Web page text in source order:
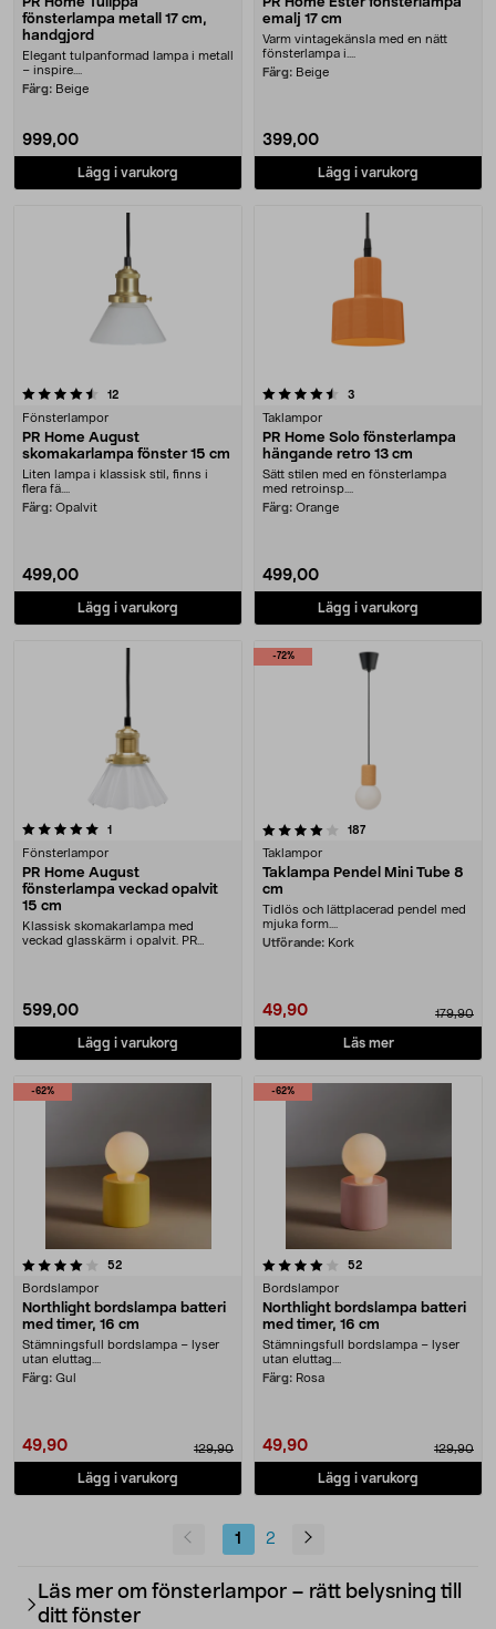
fönsterlampa metall 17 cm,
handgjord
Elegant tulpanformad lampa i metall
– inspire....
Färg: Beige
999,00
Lägg i varukorg
emalj 17 cm
Varm vintagekänsla med en nätt
fönsterlampa i....
Färg: Beige
399,00
Lägg i varukorg
12recensioner
Fönsterlampor
PR Home August
skomakarlampa fönster 15 cm
Liten lampa i klassisk stil, finns i
flera fä....
Färg: Opalvit
499,00
Lägg i varukorg
4.5 av 5 stjärnor 3
Taklampor
PR Home Solo fönsterlampa
hängande retro 13 cm
Sätt stilen med en fönsterlampa
med retroinsp....
Färg: Orange
499,00
Lägg i varukorg
1
Fönsterlampor
PR Home August
fönsterlampa veckad opalvit
15 cm
Klassisk skomakarlampa med
veckad glasskärm i opalvit. PR
599,00
Lägg i varukorg
-72%
4.0 av 5 stjärnor 187recensioner
Taklampor
Taklampa Pendel Mini Tube 8
cm
Tidlös och lättplacerad pendel med
mjuka form....
Utförande: Kork
49,90 179,90
Läs mer
-62%
52recensioner
Bordslampor
Northlight bordslampa batteri
med timer, 16 cm
Stämningsfull bordslampa – lyser
utan eluttag....
Färg: Gul
49,90 129,90
Lägg i varukorg
-62%
4.0 av 5 stjärnor 52recensioner
Bordslampor
Northlight bordslampa batteri
med timer, 16 cm
Stämningsfull bordslampa – lyser
utan eluttag....
Färg: Rosa
49,90 129,90
Lägg i varukorg
1 2
Läs mer om fönsterlampor – rätt belysning till
ditt fönster